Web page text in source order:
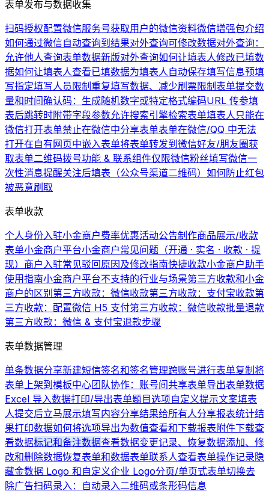
表单发布与数据收集
扫码授权配置微信服务号获取用户的微信资料微信增强包介绍
如何通过微信自动查询到结果对外查询可修改数据对外查询：
允许他人查询表单数据新版对外查询如何让填表人修改已填数
据如何让填表人查看已填数据为填表人自动保存填写信息预填
写指定填写人员限制重复填写数据、减少刷票限制表单提交数
量和时间确认码：生成随机数字或特定格式编码URL 传参填
表后跳转时附带字段参数允许搜索引擎检索表单填表人只能在
微信打开表单禁止在微信中分享表单表单在微信/QQ 中无法
打开在自有网页中嵌入表单将表单转发到微信好友/朋友圈获
取表单二维码拨号功能 & 联系组件仅限微信粉丝填写微信一
次性消息提醒关注后填表（公众号渠道二维码） 如何防止红包
被恶意刷取
表单收款
个人身份入驻小金商户费率优惠活动公告制作商品展示/收款
表单小金商户平台小金商户常见问题（开通 · 实名 · 收款 · 提
现） 商户入驻常见驳回原因及修改指南快捷收款小金商户助手
使用指南小金商户平台不支持的行业与场景第三方收款和小金
商户的区别第三方收款：微信收款第三方收款：支付宝收款第
三方收款：配置微信 H5 支付第三方收款：微信收款批量退款
第三方收款：微信 & 支付宝退款步骤
表单数据管理
单条数据分享新建短信签名和签名管理跨账号进行表单复制将
表单上架到模板中心团队协作：账号间共享表单导出表单数据
Excel 导入数据打印/导出表单题目选项自定义提示文案填表
人提交后立马展示填写内容分享结果给所有人分享报表统计结
果打印数据如何将选项导出为数值查看和下载报表附件下载查
看数据标记和备注数据查看数据变更记录、恢复数据添加、修
改和删除数据恢复表单和数据表单联系人查看表单操作记录隐
藏金数据 Logo 和自定义企业 Logo分页/单页式表单切换去
除广告扫码录入：自动录入二维码或条形码信息